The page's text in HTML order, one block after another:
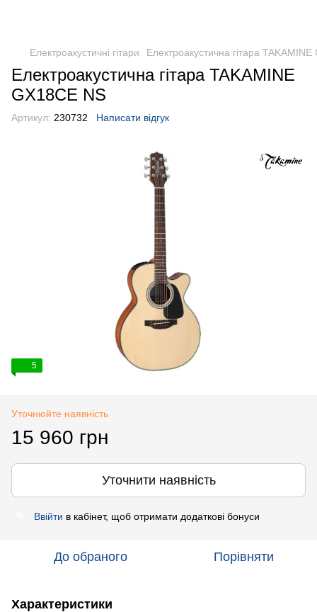
Електроакустичні гітари Електроакустична гітара
Електроакустична гітара TAKAMINE
GX18CE NS
Артикул: 230732 Написати відгук
5
Уточнюйте наявність
15 960 грн
Уточнити наявність
Ввійти в кабінет, щоб отримати додаткові бонуси
До обраного Порівняти
Характеристики